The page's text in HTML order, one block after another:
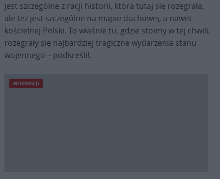
jest szczególne z racji historii, która tutaj się rozegrała,
ale też jest szczególne na mapie duchowej, a nawet
kościelnej Polski. To właśnie tu, gdzie stoimy w tej chwili,
rozegrały się najbardziej tragiczne wydarzenia stanu
wojennego – podkreślił.
INFORMACJE